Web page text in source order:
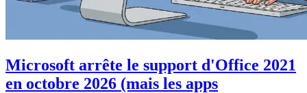
Microsoft arrête le support d'Office 2021
en octobre 2026 (mais les apps